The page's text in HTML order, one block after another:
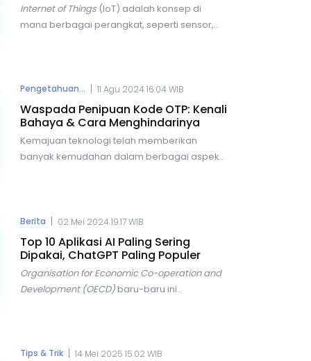
Internet of Things(IoT) adalah konsep di
mana berbagai perangkat, seperti sensor,
dapat terkoneksi untuk melakukan berbagai
aktivitas, mulai dari pencarian informasi
hingga pengolahan data, tanpa perlu campur
tangan manusia.
Pengetahuan... 11 Agu 2024 16.04 WIB
Waspada Penipuan Kode OTP: Kenali
Bahaya & Cara Menghindarinya
Kemajuan teknologi telah memberikan
banyak kemudahan dalam berbagai aspek
terdapat risiko yang semakin besar, salah
satunya adalah ancaman penipuan
kodeOne-Time Password(OTP).
Berita | 02 Mei 2024 19.17 WIB
Top 10 Aplikasi AI Paling Sering
Dipakai, ChatGPT Paling Populer
Organisation for Economic Co-operation and
Development (OECD) baru-baru ini
laporannya, OECD menyebutkan bahwa AI
Tips & Trik | 14 Mei 2025 15.02 WIB